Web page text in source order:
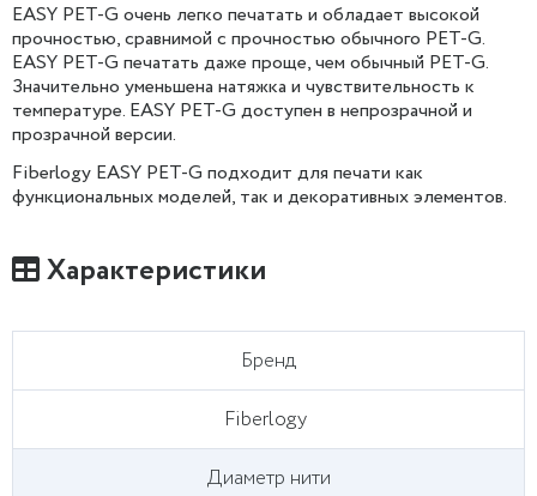
EASY PET-G очень легко печатать и обладает высокой
прочностью, сравнимой с прочностью обычного PET-G.
EASY PET-G печатать даже проще, чем обычный PET-G.
Значительно уменьшена натяжка и чувствительность к
температуре. EASY PET-G доступен в непрозрачной и
прозрачной версии.
Fiberlogy EASY PET-G подходит для печати как
функциональных моделей, так и декоративных элементов.
Характеристики
Бренд
Fiberlogy
Диаметр нити